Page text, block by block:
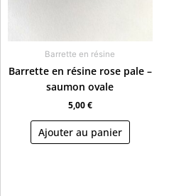
Barrette en résine
Barrette en résine rose pale –
saumon ovale
5,00€
Ajouter au panier